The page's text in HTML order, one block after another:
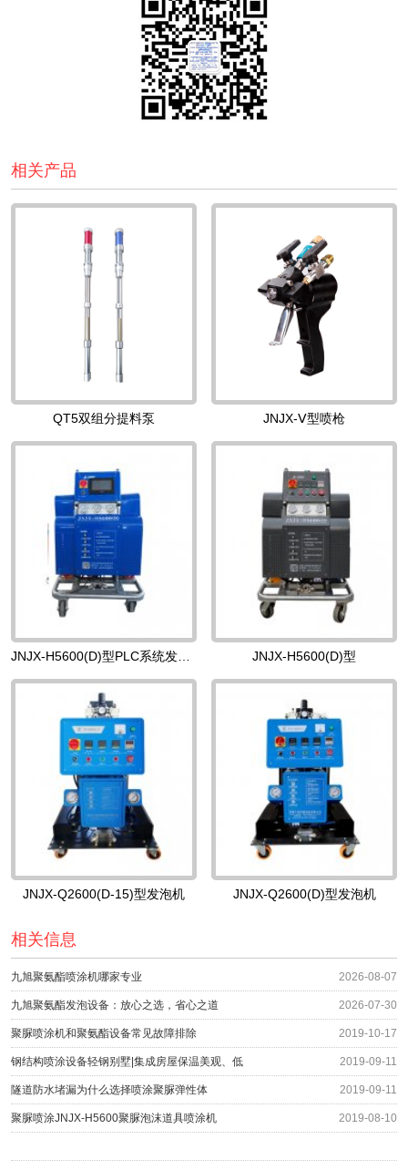
相关产品
QT5双组分提料泵 JNJX-Ⅴ型喷枪
JNJX-H5600(D)型
JNJX-Q2600(D-15)型发泡机 JNJX-Q2600(D)型发泡机
相关信息
九旭聚氨酯喷涂机哪家专业 2026-08-07
九旭聚氨酯发泡设备：放心之选，省心之道 2026-07-30
聚脲喷涂机和聚氨酯设备常见故障排除 2019-10-17
钢结构喷涂设备轻钢别墅|集成房屋保温美观、低 2019-09-11
隧道防水堵漏为什么选择喷涂聚脲弹性体 2019-09-11
聚脲喷涂JNJX-H5600聚脲泡沫道具喷涂机 2019-08-10